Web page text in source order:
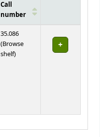
Call
number
35.086
(Browse
shelf(Opens below)
)